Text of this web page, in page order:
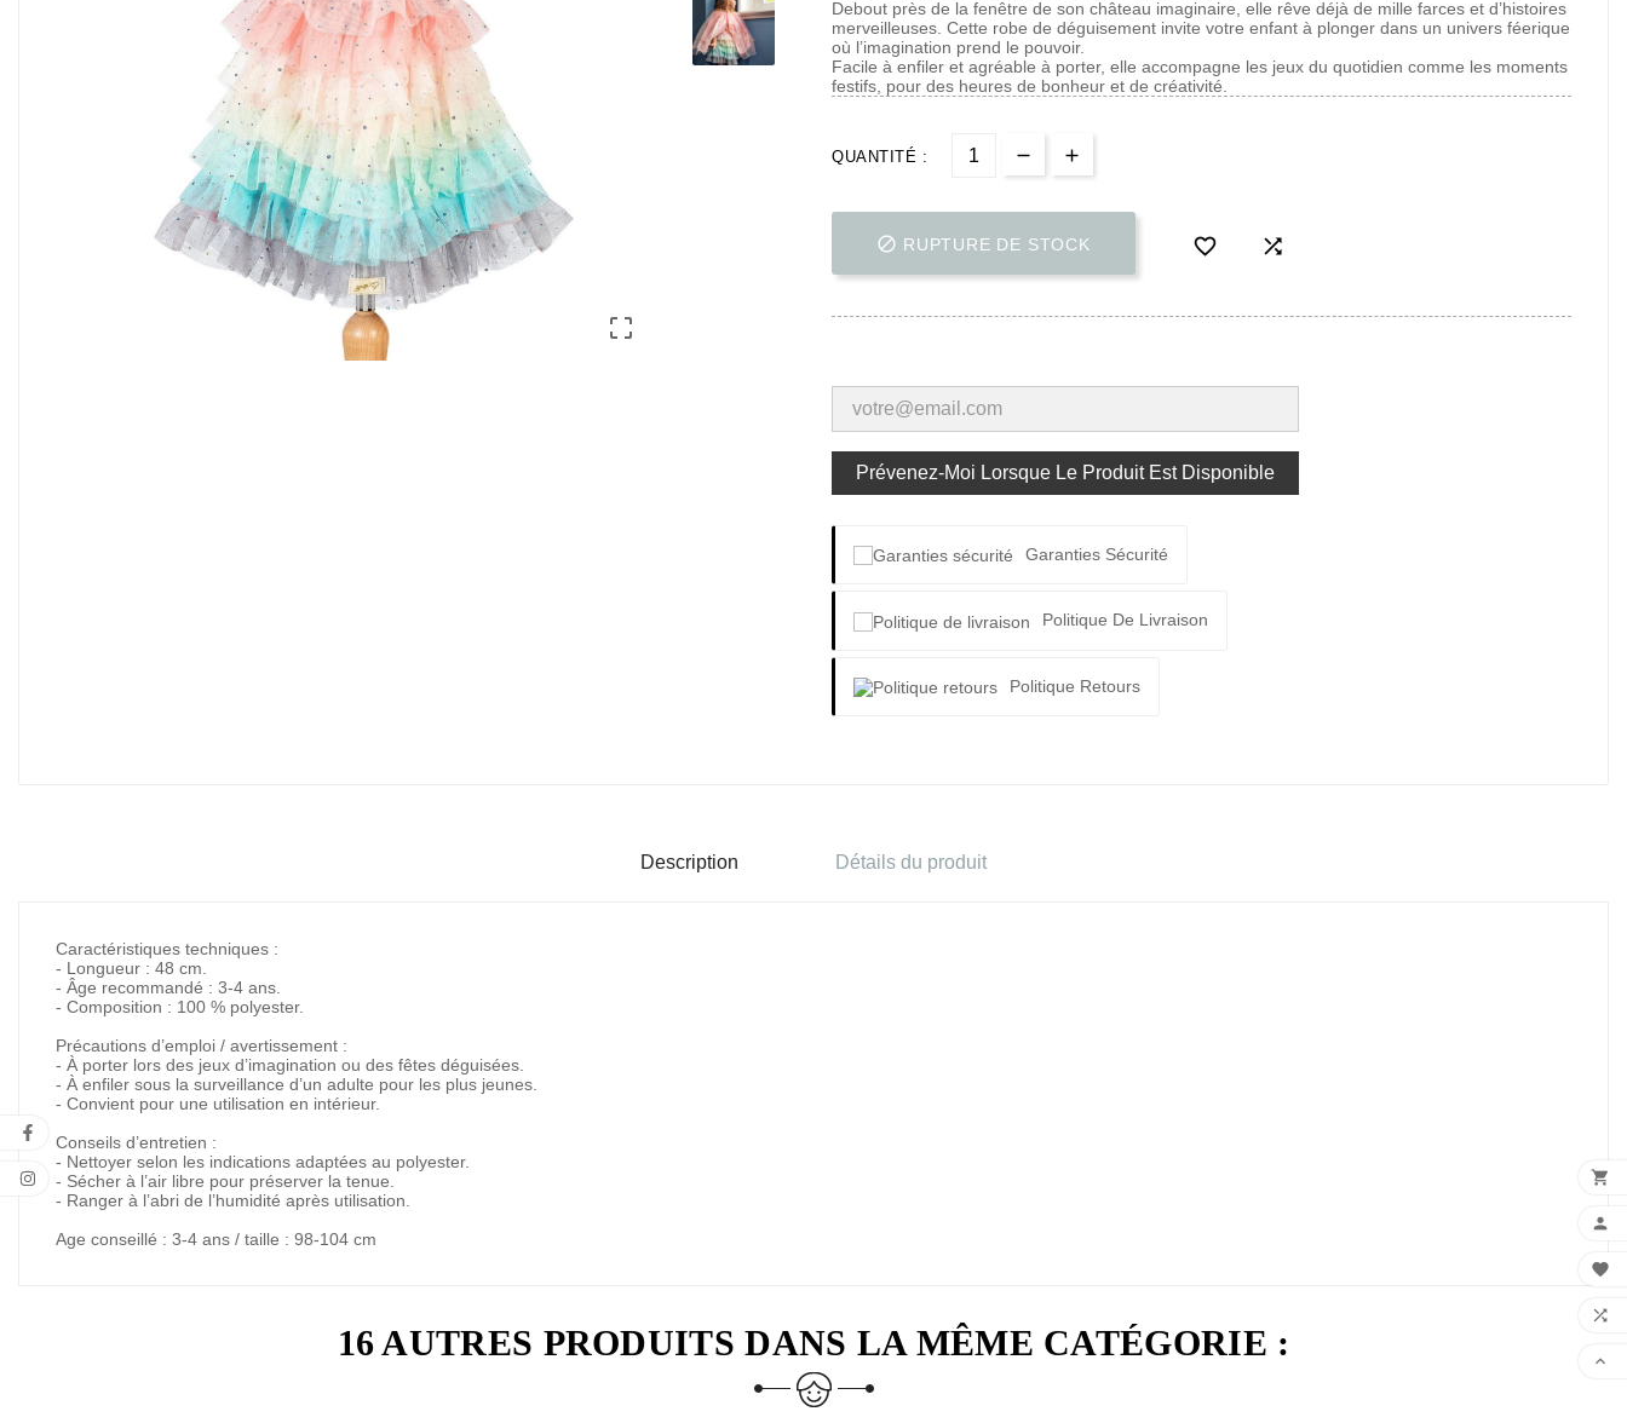

Debout près de la fenêtre de son château imaginaire, elle rêve déjà de mille farces et d’histoires
merveilleuses. Cette robe de déguisement invite votre enfant à plonger dans un univers féerique
où l’imagination prend le pouvoir.
Facile à enfiler et agréable à porter, elle accompagne les jeux du quotidien comme les moments
festifs, pour des heures de bonheur et de créativité.
QUANTITÉ :
 RUPTURE DE STOCK  
Prévenez-Moi Lorsque Le Produit Est Disponible
Garanties Sécurité
Politique De Livraison
Politique Retours
Description Détails du produit
Caractéristiques techniques :
- Longueur : 48 cm.
- Âge recommandé : 3-4 ans.
- Composition : 100 % polyester.
Précautions d’emploi / avertissement :
- À porter lors des jeux d’imagination ou des fêtes déguisées.
- À enfiler sous la surveillance d’un adulte pour les plus jeunes.
- Convient pour une utilisation en intérieur.
Conseils d’entretien :
- Nettoyer selon les indications adaptées au polyester.
- Sécher à l’air libre pour préserver la tenue.
- Ranger à l’abri de l’humidité après utilisation.
Age conseillé : 3-4 ans / taille : 98-104 cm
16 AUTRES PRODUITS DANS LA MÊME CATÉGORIE :




